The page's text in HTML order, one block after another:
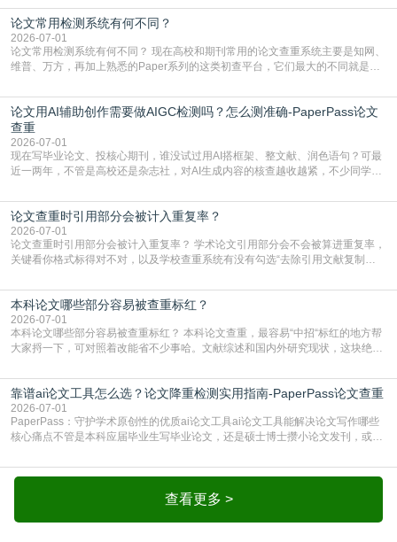
但很多人忽略了，AI生成的内容天生带有重复风险——训练AI的数据集本身就包
含大量已公开的学术内容、网络原创内容，AI输出内容时很容易无意识拼接出重
复片
论文常用检测系统有何不同？
2026-07-01
论文常用检测系统有何不同？ 现在高校和期刊常用的论文查重系统主要是知网、
维普、万方，再加上熟悉的Paper系列的这类初查平台，它们最大的不同就是数
查数值误导。知网（CNKI）是学校定稿检测的绝对主流。本科用PMLC，含大学
生联合比对库，能比历届学长论文，硕博用VIP/TMLC，含学术论文联合比对
库，期刊投稿用AMLMC/SML
论文用AI辅助创作需要做AIGC检测吗？怎么测准确-PaperPass论文
查重
2026-07-01
现在写毕业论文、投核心期刊，谁没试过用AI搭框架、整文献、润色语句？可最
近一两年，不管是高校还是杂志社，对AI生成内容的核查越收越紧，不少同学投
真的太亏。提前做AIGC检测，已经成了很多过来人交稿前必做的一步。为什么
AIGC检测成了论文答辩投稿前的必备项？可能还有不少人觉得，我就用AI搭了个
框架，内容都是自己写的，至于做AIG
论文查重时引用部分会被计入重复率？
2026-07-01
论文查重时引用部分会被计入重复率？ 学术论文引用部分会不会被算进重复率，
关键看你格式标得对不对，以及学校查重系统有没有勾选“去除引用文献复制
独占一行，每条文献用[1][2]方括号编号、与正文一一对应，著录项符合GB/T
7714（作者、题名、刊名、年、卷期、页码齐全，标点用半角）；查重系统识别
成功后通常把这段标为引用，
本科论文哪些部分容易被查重标红？
2026-07-01
本科论文哪些部分容易被查重标红？ 本科论文查重，最容易“中招“标红的地方帮
大家捋一下，可对照着改能省不少事哈。文献综述和国内外研究现状，这块绝对
乎一模一样的话，你要是直接复制百度百科、教材或别人写好的综述段落，系统
一抓一个准，整段飘红。研究背景、意义和方法描述也是不可避免，比如“本文采
用问卷调查法““运用SPSS软件进行数据分
靠谱ai论文工具怎么选？论文降重检测实用指南-PaperPass论文查重
2026-07-01
PaperPass：守护学术原创性的优质ai论文工具ai论文工具能解决论文写作哪些
核心痛点不管是本科应届毕业生写毕业论文，还是硕士博士攒小论文发刊，或是
自己逐句读逐句改，熬好几个大夜不说，还经常改不到点上，交上去才发现重复
率超标，再返工太折腾。现在有了成熟的ai论文工具，这些痛点基本都能高效解
决。靠谱的ai论文工具，不止能帮你梳查看更多 >